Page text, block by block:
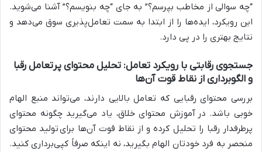
“چه سوالی از مخاطب بپرسم؟” به جای “چه بنویسم؟” آشنا می‌شوید.
این رویکرد، ایده‌ها را از ابتدا به سمت تعامل‌پذیری سوق می‌دهد و
نتایج بهتری را در پی دارد.
جستجوی رقابتی با رویکرد تعامل: تحلیل محتوای پرتعامل رقبا
و الگوبرداری از نقاط قوت آن‌ها
بررسی محتوای رقبایی که تعامل بالایی دارند، می‌تواند منبع الهام
خوبی باشد. در آموزش محتوای خلاق، یاد می‌گیرید چگونه محتوای
پرطرفدار رقبا را تحلیل کرده و از نقاط قوت آن‌ها برایتولید محتوای
منحصر به فرد خودتان الهام بگیرید، نه اینکه صرفاً کپی‌برداری کنید.